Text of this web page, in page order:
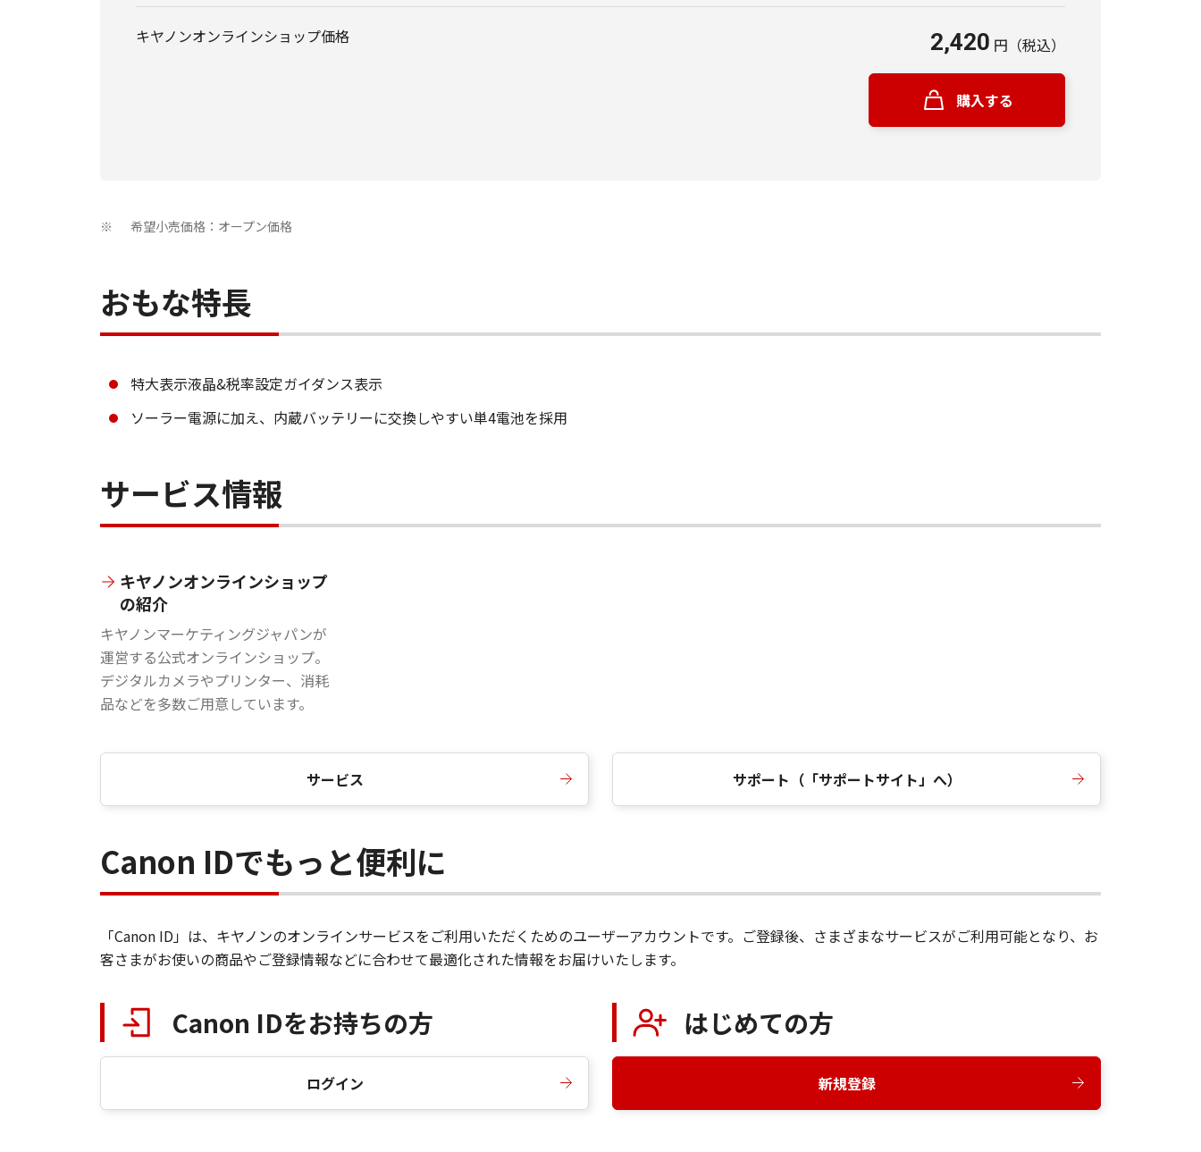
キヤノンオンラインショップ価格 2,420 円 （税込）
購入する
※ 希望小売価格：オープン価格
おもな特長
特大表示液晶&税率設定ガイダンス表示
ソーラー電源に加え、内蔵バッテリーに交換しやすい単4電池を採用
サービス情報
キヤノンオンラインショップ
の紹介
キヤノンマーケティングジャパンが
運営する公式オンラインショップ。
デジタルカメラやプリンター、消耗
品などを多数ご用意しています。
サービス サポート（「サポートサイト」へ）
Canon IDでもっと便利に
「Canon ID」は、キヤノンのオンラインサービスをご利用いただくためのユーザーアカウントです。ご登録後、さまざまなサービスがご利用可能となり、お
客さまがお使いの商品やご登録情報などに合わせて最適化された情報をお届けいたします。
Canon IDをお持ちの方
ログイン
はじめての方
新規登録